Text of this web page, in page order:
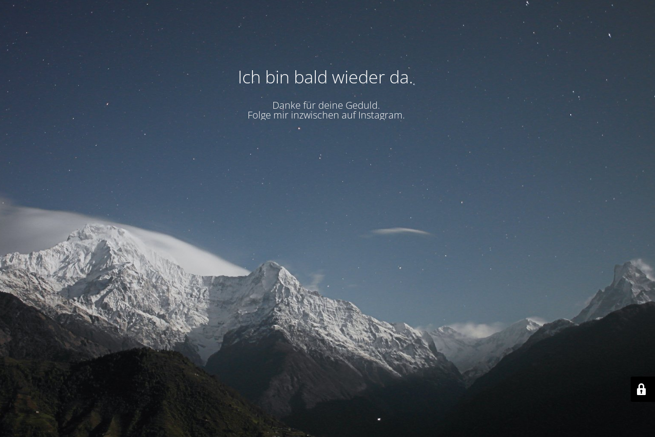
Ich bin bald wieder da.
Danke für deine Geduld.
Folge mir inzwischen auf Instagram.